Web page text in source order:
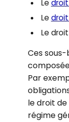
Le
Le
Le
Ces
Par
le droit
régime